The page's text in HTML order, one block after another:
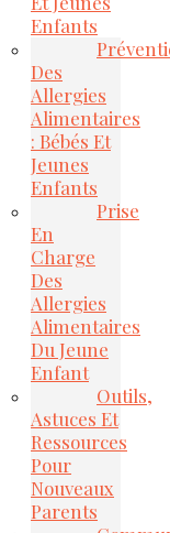
Enfants
Des
Allergies
Alimentaires
: Bébés Et
Jeunes
Enfants
Prise
En
Charge
Des
Allergies
Alimentaires
Du Jeune
Enfant
Outils,
Astuces Et
Ressources
Pour
Nouveaux
Parents